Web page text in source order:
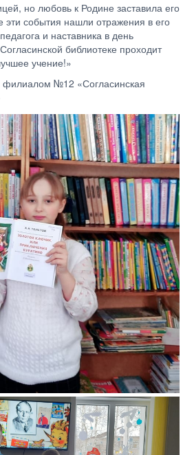
но любовь к Родине заставила его
эти события нашли отражения в его
и наставника в день
библиотеке проходит
учение!»
филиалом №12 «Согласинская